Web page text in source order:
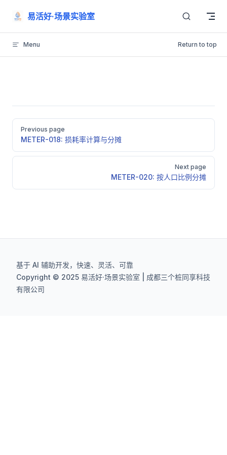
Skip to content
易活好·场景实验室
Menu Return to top
Pager
Previous page
METER-018: 损耗率计算与分摊
Next page
METER-020: 按人口比例分摊
基于 AI 辅助开发，快速、灵活、可靠
Copyright © 2025 易活好·场景实验室 | 成都三个桩同享科技
有限公司